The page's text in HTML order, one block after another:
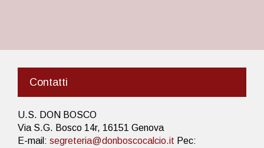
Contatti
U.S. DON BOSCO
Via S.G. Bosco 14r, 16151 Genova
E-mail: segreteria@donboscocalcio.it Pec: